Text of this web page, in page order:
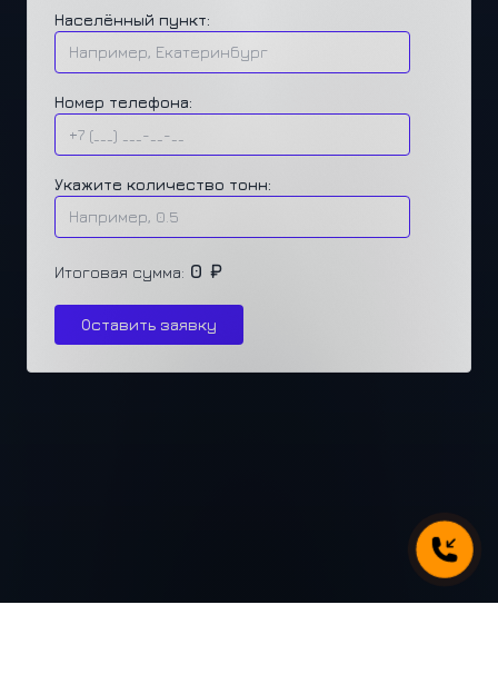
Населённый пункт:
Номер телефона:
Укажите количество тонн:
Итоговая сумма: 0 ₽
Оставить заявку